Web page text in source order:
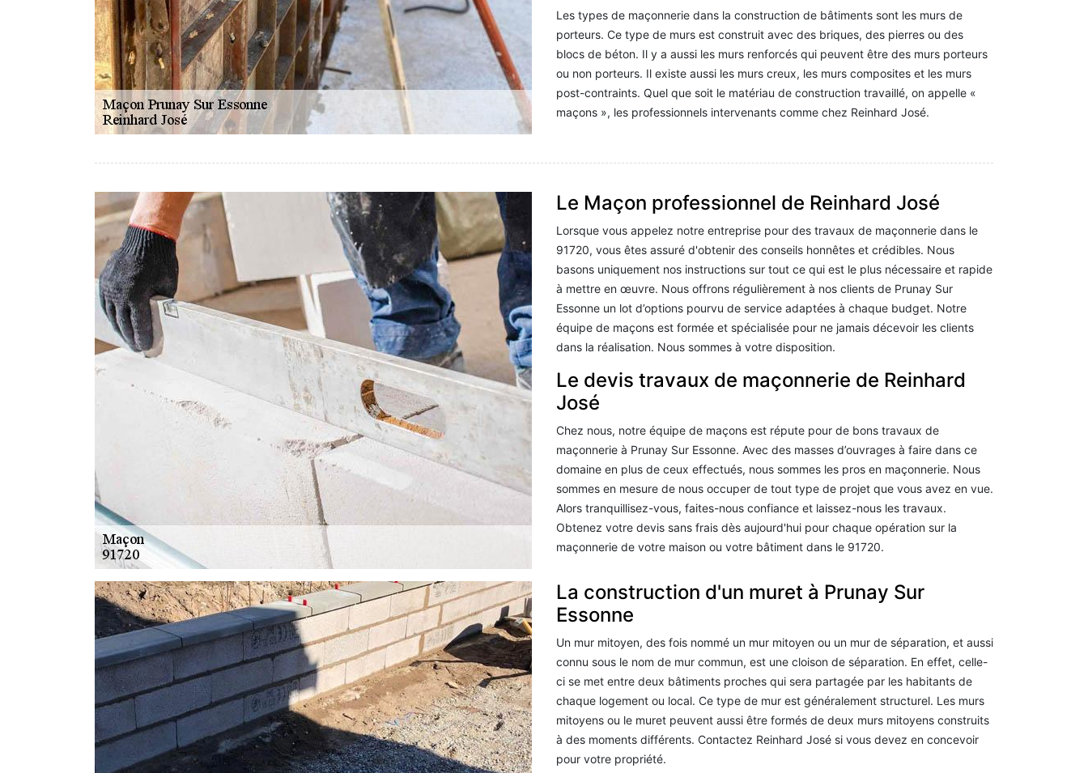
Les types de maçonnerie dans la construction de bâtiments sont les murs de
porteurs. Ce type de murs est construit avec des briques, des pierres ou des
blocs de béton. Il y a aussi les murs renforcés qui peuvent être des murs porteurs
ou non porteurs. Il existe aussi les murs creux, les murs composites et les murs
post-contraints. Quel que soit le matériau de construction travaillé, on appelle «
maçons », les professionnels intervenants comme chez Reinhard José.
Le Maçon professionnel de Reinhard José
Lorsque vous appelez notre entreprise pour des travaux de maçonnerie dans le
91720, vous êtes assuré d'obtenir des conseils honnêtes et crédibles. Nous
basons uniquement nos instructions sur tout ce qui est le plus nécessaire et rapide
à mettre en œuvre. Nous offrons régulièrement à nos clients de Prunay Sur
Essonne un lot d’options pourvu de service adaptées à chaque budget. Notre
équipe de maçons est formée et spécialisée pour ne jamais décevoir les clients
dans la réalisation. Nous sommes à votre disposition.
Le devis travaux de maçonnerie de Reinhard
José
Chez nous, notre équipe de maçons est répute pour de bons travaux de
maçonnerie à Prunay Sur Essonne. Avec des masses d’ouvrages à faire dans ce
domaine en plus de ceux effectués, nous sommes les pros en maçonnerie. Nous
sommes en mesure de nous occuper de tout type de projet que vous avez en vue.
Alors tranquillisez-vous, faites-nous confiance et laissez-nous les travaux.
Obtenez votre devis sans frais dès aujourd'hui pour chaque opération sur la
maçonnerie de votre maison ou votre bâtiment dans le 91720.
La construction d'un muret à Prunay Sur
Essonne
Un mur mitoyen, des fois nommé un mur mitoyen ou un mur de séparation, et aussi
connu sous le nom de mur commun, est une cloison de séparation. En effet, celle-
ci se met entre deux bâtiments proches qui sera partagée par les habitants de
chaque logement ou local. Ce type de mur est généralement structurel. Les murs
mitoyens ou le muret peuvent aussi être formés de deux murs mitoyens construits
à des moments différents. Contactez Reinhard José si vous devez en concevoir
pour votre propriété.